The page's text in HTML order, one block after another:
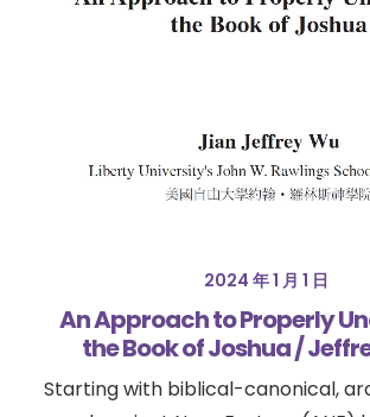
2024 年 1 月 1 日
An Approach to Properly
the Book of Joshua /
Starting with biblical-canonical,